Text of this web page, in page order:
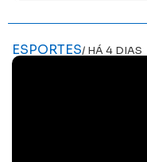
ESPORTES/ HÁ 4 DIAS